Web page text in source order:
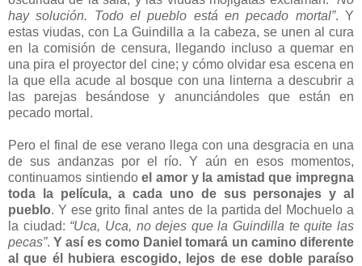
hay solución. Todo el pueblo está en pecado mortal”. Y
estas viudas, con La Guindilla a la cabeza, se unen al cura
en la comisión de censura, llegando incluso a quemar en
una pira el proyector del cine; y cómo olvidar esa escena en
la que ella acude al bosque con una linterna a descubrir a
las parejas besándose y anunciándoles que están en
pecado mortal.
Pero el final de ese verano llega con una desgracia en una
de sus andanzas por el río. Y aún en esos momentos,
continuamos sintiendoel amor y la amistad que impregna
toda la película, a cada uno de sus personajes y al
pueblo. Y ese grito final antes de la partida del Mochuelo a
la ciudad: “Uca, Uca, no dejes que la Guindilla te quite las
pecas”.Y así es como Daniel tomará un camino diferente
al que él hubiera escogido, lejos de ese doble paraíso